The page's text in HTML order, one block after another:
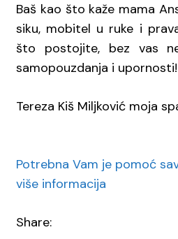
Baš kao što kaže mama
siku, mobitel u ruke i
što postojite, bez vas
samopouzdanja i upornosti!
Tereza Kiš Miljković moja
Potrebna Vam je pomoć
više informacija
Share: